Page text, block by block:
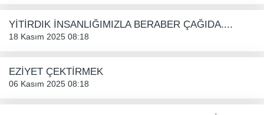
YİTİRDIK İNSANLIĞIMIZLA BERABER ÇAĞIDA....
18 Kasım 2025 08:18
EZİYET ÇEKTİRMEK
06 Kasım 2025 08:18